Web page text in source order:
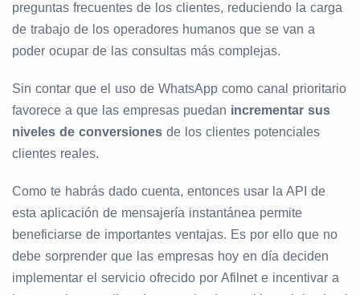
preguntas frecuentes de los clientes, reduciendo la carga
de trabajo de los operadores humanos que se van a
poder ocupar de las consultas más complejas.
Sin contar que el uso de WhatsApp como canal prioritario
favorece a que las empresas puedan incrementar sus
niveles de conversiones de los clientes potenciales
clientes reales.
Como te habrás dado cuenta, entonces usar la API de
esta aplicación de mensajería instantánea permite
beneficiarse de importantes ventajas. Es por ello que no
debe sorprender que las empresas hoy en día deciden
implementar el servicio ofrecido por Afilnet e incentivar a